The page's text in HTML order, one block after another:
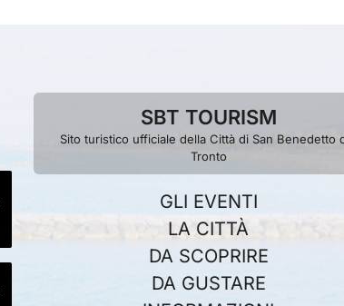
SBT TOURISM
Sito turistico ufficiale della Città di San Benedetto
Tronto
GLI EVENTI
LA CITTÀ
DA SCOPRIRE
DA GUSTARE